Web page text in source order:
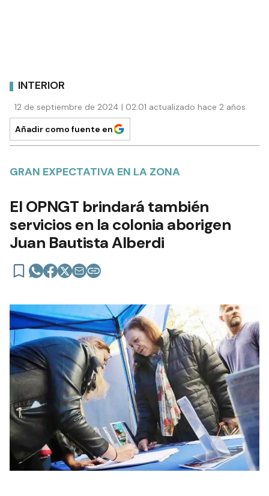
INTERIOR
12 de septiembre de 2024 | 02:01 actualizado hace 2 años
Añadir como fuente en
GRAN EXPECTATIVA EN LA ZONA
El OPNGT brindará también
servicios en la colonia aborigen
Juan Bautista Alberdi